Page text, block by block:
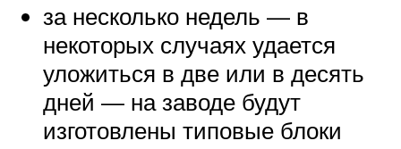
за несколько недель — в
некоторых случаях удается
уложиться в две или в десять
дней — на заводе будут
изготовлены типовые блоки